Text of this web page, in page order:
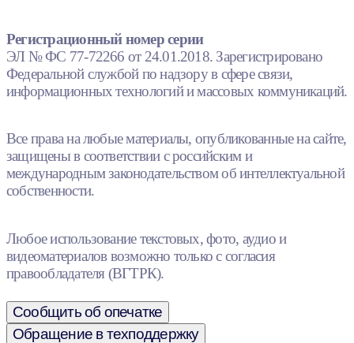
Регистрационный номер серии
ЭЛ № ФС 77-72266 от 24.01.2018. Зарегистрировано
Федеральной службой по надзору в сфере связи,
информационных технологий и массовых коммуникаций.
Все права на любые материалы, опубликованные на сайте,
защищены в соответствии с российским и
международным законодательством об интеллектуальной
собственности.
Любое использование текстовых, фото, аудио и
видеоматериалов возможно только с согласия
правообладателя (ВГТРК).
Сообщить об опечатке
Обращение в техподдержку